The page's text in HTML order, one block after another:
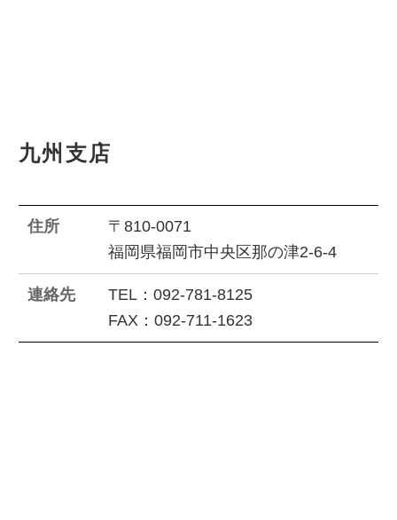
九州支店
住所
〒810-0071
福岡県福岡市中央区那の津2-6-4
連絡先
TEL：092-781-8125
FAX：092-711-1623